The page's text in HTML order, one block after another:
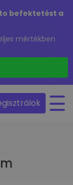
befektetést a
mértékben